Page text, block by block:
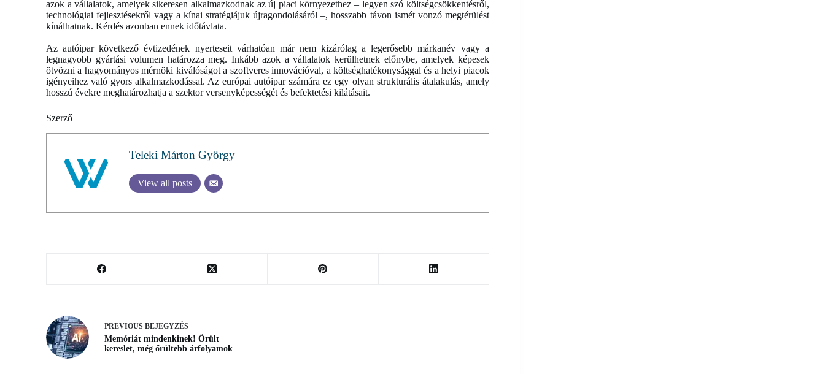
azok a vállalatok, amelyek sikeresen alkalmazkodnak az új piaci környezethez – legyen szó költségcsökkentésről,
technológiai fejlesztésekről vagy a kínai stratégiájuk újragondolásáról –, hosszabb távon ismét vonzó megtérülést
kínálhatnak. Kérdés azonban ennek időtávlata.
Az autóipar következő évtizedének nyerteseit várhatóan már nem kizárólag a legerősebb márkanév vagy a
legnagyobb gyártási volumen határozza meg. Inkább azok a vállalatok kerülhetnek előnybe, amelyek képesek
ötvözni a hagyományos mérnöki kiválóságot a szoftveres innovációval, a költséghatékonysággal és a helyi piacok
igényeihez való gyors alkalmazkodással. Az európai autóipar számára ez egy olyan strukturális átalakulás, amely
hosszú évekre meghatározhatja a szektor versenyképességét és befektetési kilátásait.
Szerző
Teleki Márton György
View all posts
PREVIOUS BEJEGYZÉS
Memóriát mindenkinek! Őrült
kereslet, még őrültebb árfolyamok